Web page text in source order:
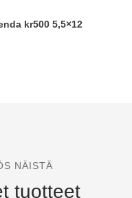
kr500 5,5×12
NÄISTÄ
tuotteet